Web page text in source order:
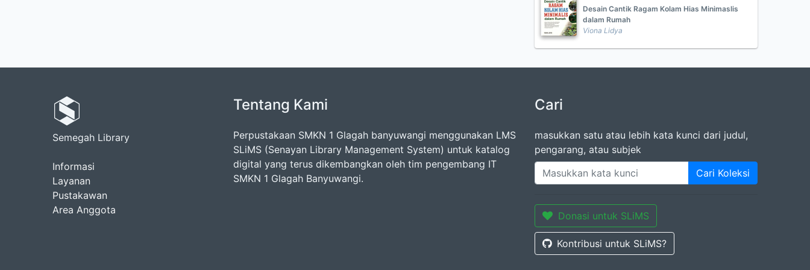
Desain Cantik Ragam Kolam Hias Minimaslis
dalam Rumah
Viona Lidya
Semegah Library
Informasi
Layanan
Pustakawan
Area Anggota
Tentang Kami
Perpustakaan SMKN 1 Glagah banyuwangi menggunakan LMS
SLiMS (Senayan Library Management System) untuk katalog
digital yang terus dikembangkan oleh tim pengembang IT
SMKN 1 Glagah Banyuwangi.
Cari
masukkan satu atau lebih kata kunci dari judul,
pengarang, atau subjek
Cari Koleksi
Donasi untuk SLiMS
Kontribusi untuk SLiMS?